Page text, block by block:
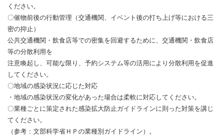
ください。
〇催物前後の行動管理（交通機関、イベント後の打ち上げ等における三
密の抑止）
公共交通機関・飲食店等での密集を回避するために、交通機関・飲食店
等の分散利用を
注意喚起し、可能な限り、予約システム等の活用により分散利用を促進
してください。
〇地域の感染状況に応じた対応
・地域の感染状況の変化があった場合は柔軟に対応してください。
〇業種ごとに策定された感染拡大防止ガイドラインに則った対策を講じ
てください。
（参考：文部科学省ＨＰの業種別ガイドライン）。